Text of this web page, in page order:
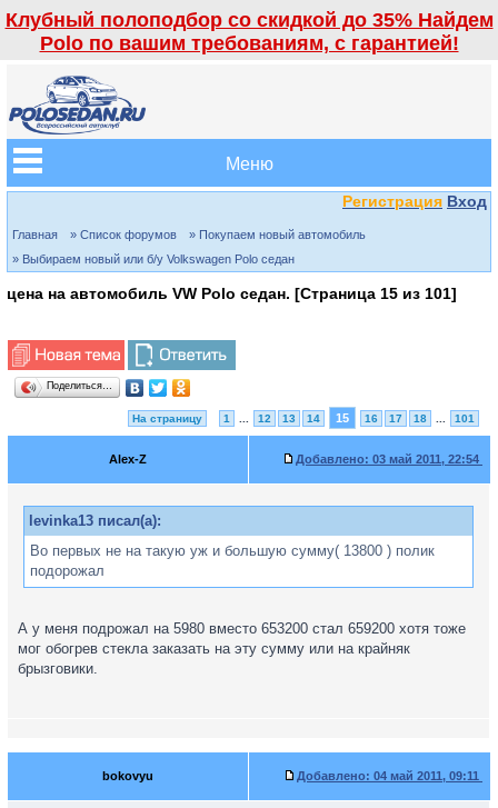
Клубный полоподбор со скидкой до 35% Найдем
Polo по вашим требованиям, с гарантией!
Меню
Регистрация Вход
Главная » Список форумов
» Покупаем новый автомобиль
» Выбираем новый или б/у Volkswagen Polo седан
цена на автомобиль VW Polo седан. [Страница 15 из 101]
Поделиться…
На страницу 1 12 13 14 15 16 17 18 101
Alex-Z Добавлено: 03 май 2011, 22:54
levinka13 писал(а):
Во первых не на такую уж и большую сумму( 13800 ) полик
подорожал
А у меня подрожал на 5980 вместо 653200 стал 659200 хотя тоже
мог обогрев стекла заказать на эту сумму или на крайняк
брызговики.
bokovyu Добавлено: 04 май 2011, 09:11